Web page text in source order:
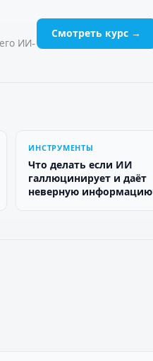
ИИ-
Смотреть курс →
ИНСТРУМЕНТЫ
Что делать если ИИ
галлюцинирует и даёт
неверную